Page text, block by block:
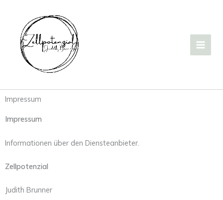
springen
Impressum
Impressum
Informationen über den Diensteanbieter.
Zellpotenzial
Judith Brunner